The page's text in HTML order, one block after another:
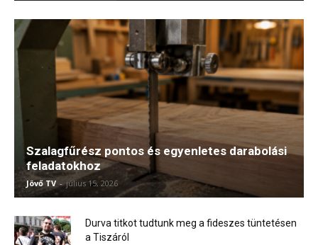
Szalagfűrész pontos és egyenletes darabolási
feladatokhoz
Jövő TV - július 15, 2026
Durva titkot tudtunk meg a fideszes tüntetésen
a Tiszáról